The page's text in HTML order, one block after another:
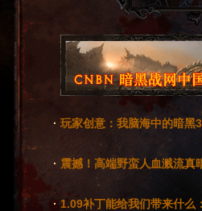
·玩家创意：我脑海中的暗黑
· 震撼！高端野蛮人血溅流真
· 1.09补丁能给我们带来什么